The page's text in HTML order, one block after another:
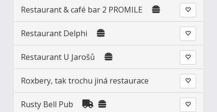
Restaurant & café bar 2 PROMILE
Restaurant Delphi
Restaurant U Jarošů
Roxbery, tak trochu jiná restaurace
Rusty Bell Pub